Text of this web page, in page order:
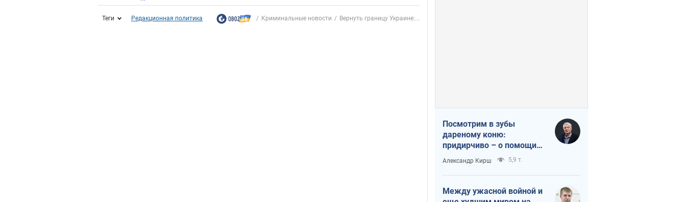
Теги Редакционная политика Криминальные новости Вернуть границу Украине:...
Посмотрим в зубы
дареному коню:
придирчиво – о помощи
Украине
Александр Кирш 5,9 т.
Между ужасной войной и